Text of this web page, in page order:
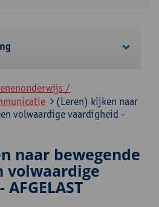
/
(Leren) kijken naar
volwaardige vaardigheid -
naar bewegende
volwaardige